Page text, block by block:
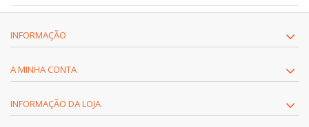
INFORMAÇÃO
A MINHA CONTA
INFORMAÇÃO DA LOJA